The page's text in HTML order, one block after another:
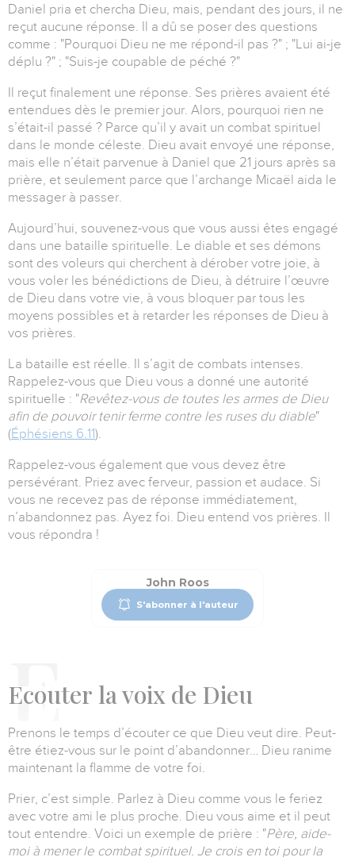
Daniel pria et chercha Dieu, mais, pendant des jours, il ne
reçut aucune réponse. Il a dû se poser des questions
comme : "Pourquoi Dieu ne me répond-il pas ?" ; "Lui ai-je
déplu ?" ; "Suis-je coupable de péché ?"
Il reçut finalement une réponse. Ses prières avaient été
entendues dès le premier jour. Alors, pourquoi rien ne
s’était-il passé ? Parce qu’il y avait un combat spirituel
dans le monde céleste. Dieu avait envoyé une réponse,
mais elle n’était parvenue à Daniel que 21 jours après sa
prière, et seulement parce que l’archange Micaël aida le
messager à passer.
Aujourd’hui, souvenez-vous que vous aussi êtes engagé
dans une bataille spirituelle. Le diable et ses démons
sont des voleurs qui cherchent à dérober votre joie, à
vous voler les bénédictions de Dieu, à détruire l’œuvre
de Dieu dans votre vie, à vous bloquer par tous les
moyens possibles et à retarder les réponses de Dieu à
vos prières.
La bataille est réelle. Il s’agit de combats intenses.
Rappelez-vous que Dieu vous a donné une autorité
spirituelle : "Revêtez-vous de toutes les armes de Dieu
afin de pouvoir tenir ferme contre les ruses du diable"
(Éphésiens 6.11).
Rappelez-vous également que vous devez être
persévérant. Priez avec ferveur, passion et audace. Si
vous ne recevez pas de réponse immédiatement,
n’abandonnez pas. Ayez foi. Dieu entend vos prières. Il
vous répondra !
John Roos
S'abonner à l'auteur
Ecouter la voix de Dieu
Prenons le temps d’écouter ce que Dieu veut dire. Peut-
être étiez-vous sur le point d’abandonner… Dieu ranime
maintenant la flamme de votre foi.
Prier, c’est simple. Parlez à Dieu comme vous le feriez
avec votre ami le plus proche. Dieu vous aime et il peut
tout entendre. Voici un exemple de prière : "Père, aide-
moi à mener le combat spirituel. Je crois en toi pour la